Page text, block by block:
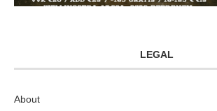
LEGAL
About